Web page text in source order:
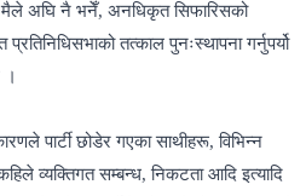
मैले अघि नै भनेँ, अनधिकृत सिफारिसको
तत्काल पुनःस्थापना गर्नुपर्यो
।
पार्टी छोडेर गएका साथीहरू, विभिन्न
व्यक्तिगत सम्बन्ध, निकटता आदि इत्यादि